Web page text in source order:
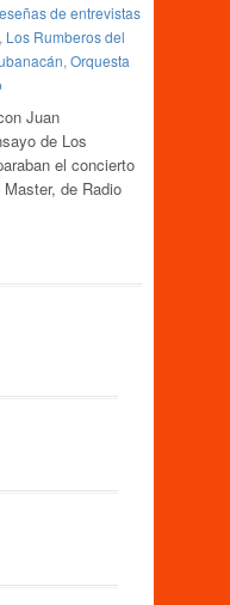
de entrevistas
, Los Rumberos del
, Orquesta
Juan
de Los
el concierto
de Radio